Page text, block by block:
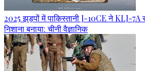
2025 झड़पों में पाकिस्तानी J-10CE ने KLJ-7A
निशाना बनाया: चीनी वैज्ञानिक